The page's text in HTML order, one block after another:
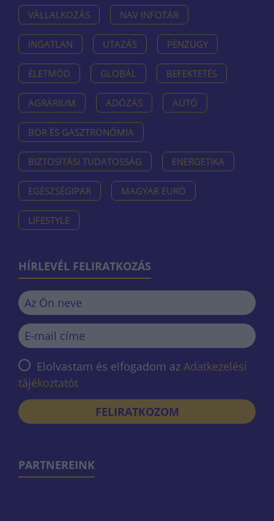
VÁLLALKOZÁS NAV INFOTÁR
INGATLAN UTAZÁS PÉNZÜGY
ÉLETMÓD GLOBÁL BEFEKTETÉS
AGRÁRIUM ADÓZÁS AUTÓ
BOR ÉS GASZTRONÓMIA
BIZTOSÍTÁSI TUDATOSSÁG ENERGETIKA
EGÉSZSÉGIPAR MAGYAR EURÓ
LIFESTYLE
HÍRLEVÉL FELIRATKOZÁS
Elolvastam és elfogadom az Adatkezelési
tájékoztatót
FELIRATKOZOM
PARTNEREINK